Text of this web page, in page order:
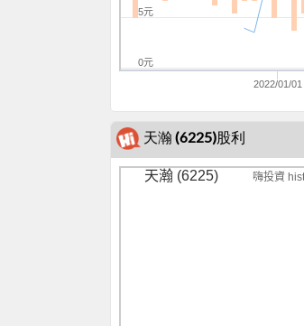
2022/01/01
0元
5元
天瀚 (6225)股利
天瀚 (6225) 嗨投資